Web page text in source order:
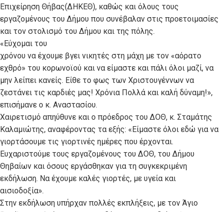
Επιχείρηση Θήβας(ΔΗΚΕΘ), καθώς και όλους τους
εργαζομένους του Δήμου που συνέβαλαν στις προετοιμασίες
και τον στολισμό του Δήμου και της πόλης.
«Εύχομαι του
χρόνου να έχουμε βγει νικητές στη μάχη με τον «αόρατο
εχθρό» του κορωνοϊού και να είμαστε και πάλι όλοι μαζί, να
μην λείπει κανείς. Είθε το φως των Χριστουγέννων να
ζεστάνει τις καρδιές μας! Χρόνια Πολλά και καλή δύναμη!»,
επισήμανε ο κ. Αναστασίου.
Χαιρετισμό απηύθυνε και ο πρόεδρος του ΔΟΘ, κ. Σταμάτης
Καλαμιώτης, αναφέροντας τα εξής: «Είμαστε όλοι εδώ για να
γιορτάσουμε τις γιορτινές ημέρες που έρχονται.
Ευχαριστούμε τους εργαζομένους του ΔΟΘ, τoυ Δήμου
Θηβαίων και όσους εργάσθηκαν για τη συγκεκριμένη
εκδήλωση. Να έχουμε καλές γιορτές, με υγεία και
αισιοδοξία».
Στην εκδήλωση υπήρχαν πολλές εκπλήξεις, με τον Άγιο